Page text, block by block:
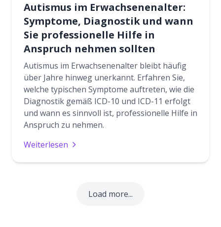
Autismus im Erwachsenenalter:
Symptome, Diagnostik und wann
Sie professionelle Hilfe in
Anspruch nehmen sollten
Autismus im Erwachsenenalter bleibt häufig
über Jahre hinweg unerkannt. Erfahren Sie,
welche typischen Symptome auftreten, wie die
Diagnostik gemäß ICD-10 und ICD-11 erfolgt
und wann es sinnvoll ist, professionelle Hilfe in
Anspruch zu nehmen.
Weiterlesen
Load more...